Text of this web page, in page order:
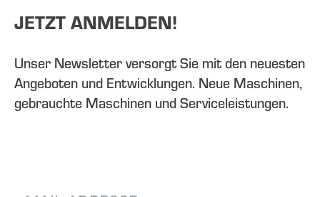
JETZT ANMELDEN!
Unser Newsletter versorgt Sie mit den neuesten
Angeboten und Entwicklungen. Neue Maschinen,
gebrauchte Maschinen und Serviceleistungen.